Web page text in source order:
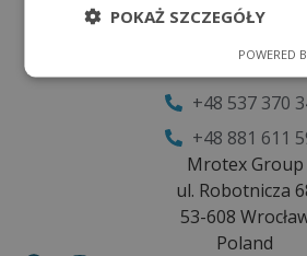
+48 537 370
+48 881 611
Mrotex Group
ul. Robotnicza
53-608
Poland
POKAŻ SZCZEGÓŁY
POWERED